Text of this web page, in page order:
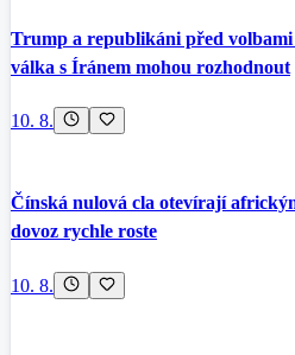
Trump a republikáni před
válka s Íránem mohou rozhodnout
10. 8.
Čínská nulová cla otevírají
dovoz rychle roste
10. 8.